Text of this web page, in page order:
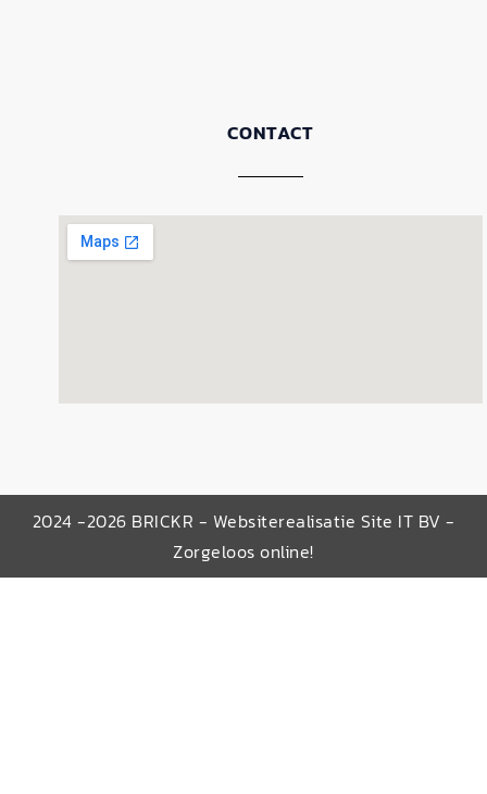
CONTACT
2024 -2026 BRICKR - Websiterealisatie Site IT BV -
Zorgeloos online!